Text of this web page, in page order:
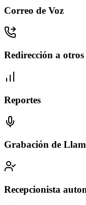
Correo de Voz
Redirección a
Reportes
Grabación de
Recepcionista